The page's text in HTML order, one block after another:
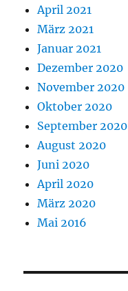
April 2021
März 2021
Januar 2021
Dezember 2020
November 2020
Oktober 2020
September 2020
August 2020
Juni 2020
April 2020
März 2020
Mai 2016